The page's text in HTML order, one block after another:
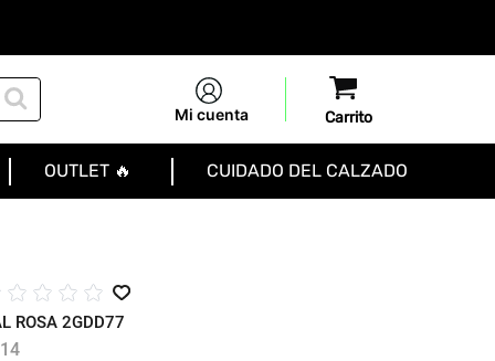
Mi cuenta
OUTLET 🔥 CUIDADO DEL CALZADO
☆ ☆ ☆ ☆
ROSA 2GDD77